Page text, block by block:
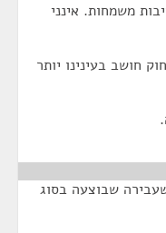
משמחות. אינני
חושב בעינינו יותר
שבוצעה בסוג